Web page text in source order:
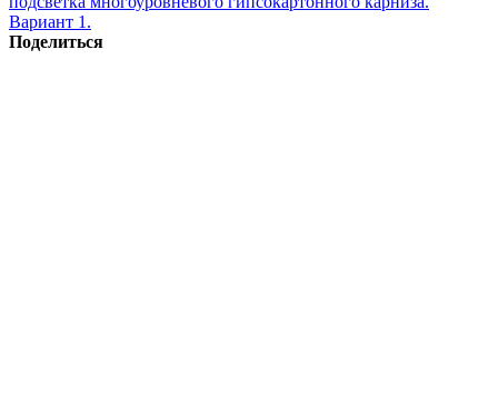
Вариант 1.
Поделиться